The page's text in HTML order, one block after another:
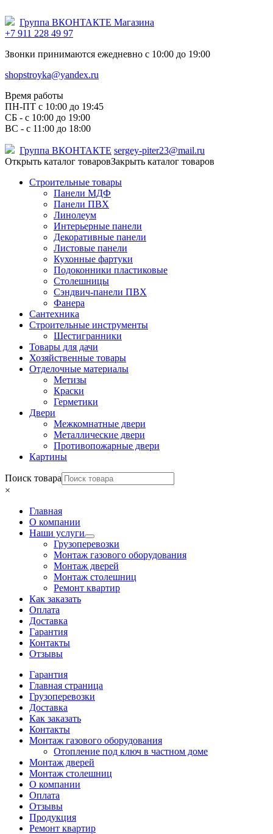
Группа ВКОНТАКТЕ Магазина
+7 911 228 49 97
Звонки принимаются ежедневно с 10:00 до 19:00
shopstroyka@yandex.ru
Время работы
ПН-ПТ c 10:00 до 19:45
СБ - с 10:00 до 19:00
ВС - с 11:00 до 18:00
Группа ВКОНТАКТЕ sergey-piter23@mail.ru
Открыть каталог товаровЗакрыть каталог товаров
Строительные товары
Панели МДФ
Панели ПВХ
Линолеум
Интерьерные панели
Декоративные панели
Листовые панели
Кухонные фартуки
Подоконники пластиковые
Столешницы
Сэндвич-панели ПВХ
Фанера
Сантехника
Строительные инструменты
Шестигранники
Товары для дачи
Хозяйственные товары
Отделочные материалы
Метизы
Краски
Герметики
Двери
Межкомнатные двери
Металлические двери
Противопожарные двери
Картины
Поиск товара
×
Главная
О компании
Наши услуги
Грузоперевозки
Монтаж газового оборудования
Монтаж дверей
Монтаж столешниц
Ремонт квартир
Как заказать
Оплата
Доставка
Гарантия
Контакты
Отзывы
Гарантия
Главная страница
Грузоперевозки
Доставка
Как заказать
Контакты
Монтаж газового оборудования
Отопление под ключ в частном доме
Монтаж дверей
Монтаж столешниц
О компании
Оплата
Отзывы
Продукция
Ремонт квартир